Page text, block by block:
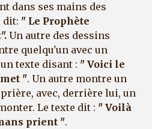
dans ses mains des
dit: " Le Prophète
Un autre des dessins
quelqu'un avec un
texte disant : " Voici le
". Un autre montre un
avec, derrière lui, un
Le texte dit : " Voilà
prient ".